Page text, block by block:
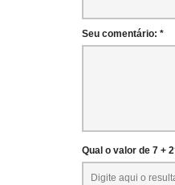
Seu comentário: *
Qual o valor de 7 +